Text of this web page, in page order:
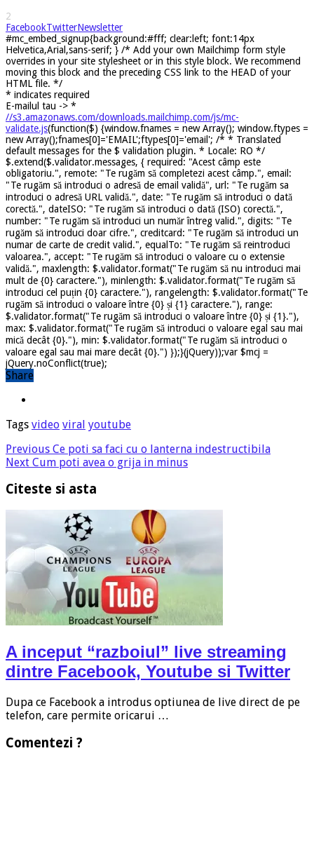
2
FacebookTwitterNewsletter
#mc_embed_signup{background:#fff; clear:left; font:14px
Helvetica,Arial,sans-serif; } /* Add your own Mailchimp form style
overrides in your site stylesheet or in this style block. We recommend
moving this block and the preceding CSS link to the HEAD of your
HTML file. */
* indicates required
E-mailul tau -> *
//s3.amazonaws.com/downloads.mailchimp.com/js/mc-
validate.js(function($) {window.fnames = new Array(); window.ftypes =
new Array();fnames[0]='EMAIL';ftypes[0]='email'; /* * Translated
default messages for the $ validation plugin. * Locale: RO */
$.extend($.validator.messages, { required: "Acest câmp este
obligatoriu.", remote: "Te rugăm să completezi acest câmp.", email:
"Te rugăm să introduci o adresă de email validă", url: "Te rugăm sa
introduci o adresă URL validă.", date: "Te rugăm să introduci o dată
corectă.", dateISO: "Te rugăm să introduci o dată (ISO) corectă.",
number: "Te rugăm să introduci un număr întreg valid.", digits: "Te
rugăm să introduci doar cifre.", creditcard: "Te rugăm să introduci un
numar de carte de credit valid.", equalTo: "Te rugăm să reintroduci
valoarea.", accept: "Te rugăm să introduci o valoare cu o extensie
validă.", maxlength: $.validator.format("Te rugăm să nu introduci mai
mult de {0} caractere."), minlength: $.validator.format("Te rugăm să
introduci cel puțin {0} caractere."), rangelength: $.validator.format("Te
rugăm să introduci o valoare între {0} și {1} caractere."), range:
$.validator.format("Te rugăm să introduci o valoare între {0} și {1}."),
max: $.validator.format("Te rugăm să introduci o valoare egal sau mai
mică decât {0}."), min: $.validator.format("Te rugăm să introduci o
valoare egal sau mai mare decât {0}.") });}(jQuery));var $mcj =
jQuery.noConflict(true);
Share
Tags video viral youtube
Previous Ce poti sa faci cu o lanterna indestructibila
Next Cum poti avea o grija in minus
Citeste si asta
A inceput “razboiul” live streaming
dintre Facebook, Youtube si Twitter
Dupa ce Facebook a introdus optiunea de live direct de pe
telefon, care permite oricarui …
Comentezi ?